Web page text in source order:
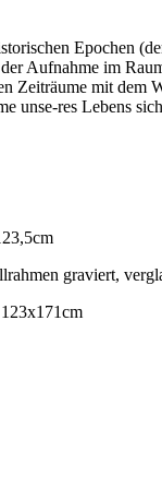
Epochen
Aufnahme im
Zeiträume mit dem
unse-res Lebens
graviert,